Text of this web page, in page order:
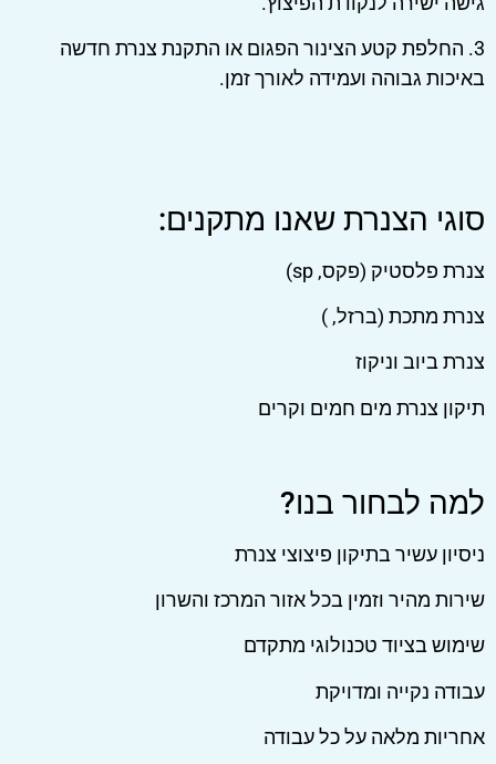
3. החלפת קטע הצינור הפגום או התקנת צנרת חדשה
באיכות גבוהה ועמידה לאורך זמן.
סוגי הצנרת שאנו מתקנים:
צנרת פלסטיק (פקס, sp)
צנרת מתכת (ברזל, )
צנרת ביוב וניקוז
תיקון צנרת מים חמים וקרים
למה לבחור בנו?
ניסיון עשיר בתיקון פיצוצי צנרת
שירות מהיר וזמין בכל אזור המרכז והשרון
שימוש בציוד טכנולוגי מתקדם
עבודה נקייה ומדויקת
אחריות מלאה על כל עבודה